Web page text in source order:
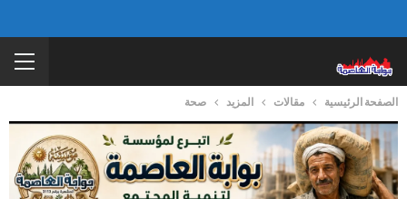
الصفحة الرئيسية مقالات المزيد صحة